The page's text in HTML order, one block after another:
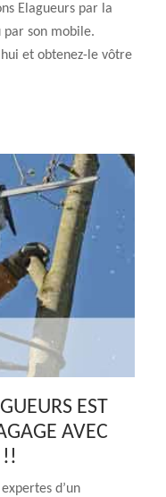
Elagueurs par la
son mobile.
et obtenez-le vôtre
EST
AVEC
!!
d’un